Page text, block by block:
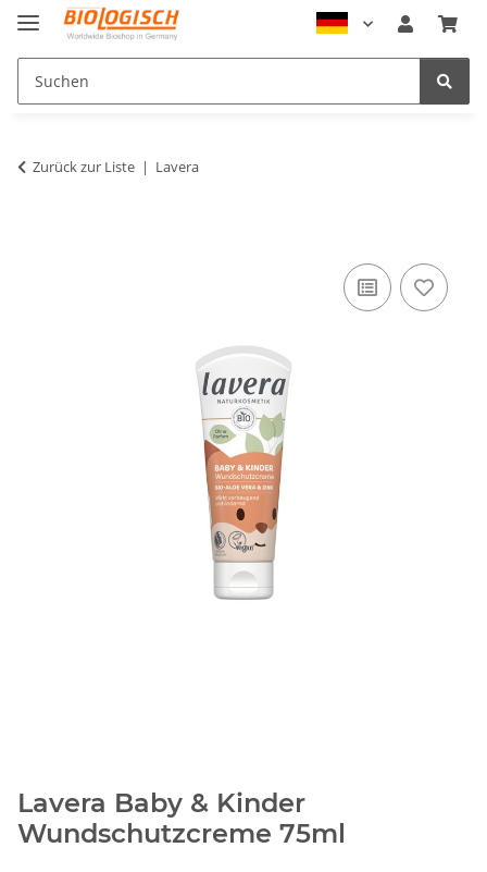
Zurück zur Liste Lavera
Lavera Baby & Kinder
Wundschutzcreme 75ml